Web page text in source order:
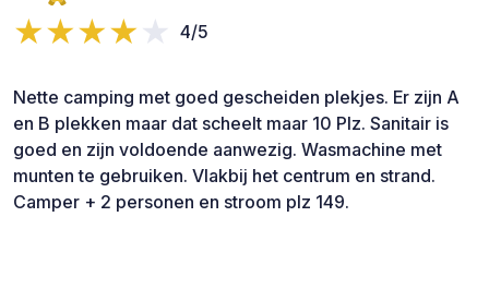
4/5
Nette camping met goed gescheiden plekjes. Er zijn A
en B plekken maar dat scheelt maar 10 Plz. Sanitair is
goed en zijn voldoende aanwezig. Wasmachine met
munten te gebruiken. Vlakbij het centrum en strand.
Camper + 2 personen en stroom plz 149.